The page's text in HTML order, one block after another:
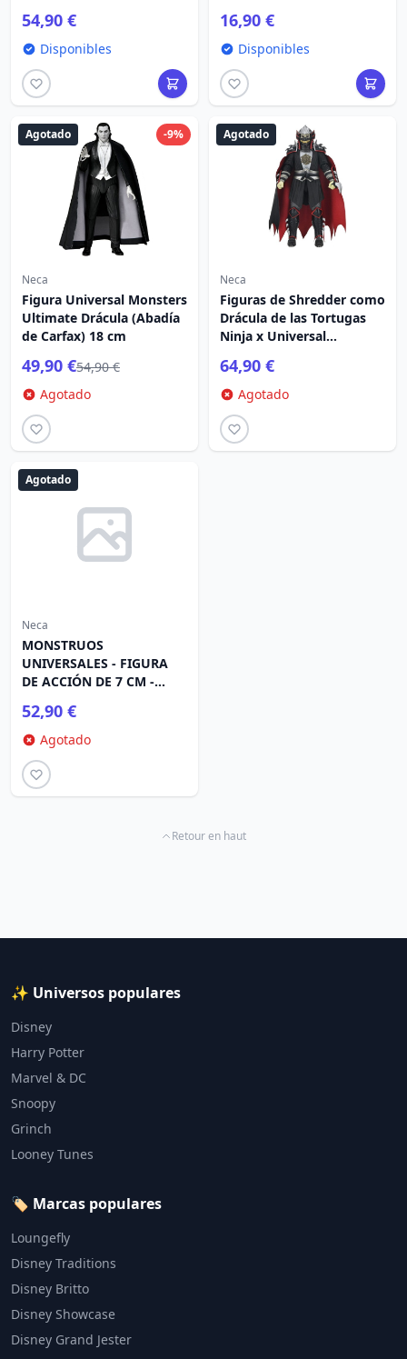
54,90 €
Disponibles
16,90 €
Disponibles
-9%
Agotado
Neca
Figura Universal Monsters
Ultimate Drácula (Abadía
de Carfax) 18 cm
49,90 €54,90 €
Agotado
Agotado
Neca
Figuras de Shredder como
Drácula de las Tortugas
Ninja x Universal
de 18 cm
64,90 €
Agotado
Agotado
Neca
MONSTRUOS
UNIVERSALES - FIGURA
DE ACCIÓN DE 7 CM -
(TRANSYLVANIA)
52,90 €
Agotado
Retour en haut
✨ Universos populares
Disney
Harry Potter
Marvel & DC
Snoopy
Grinch
Looney Tunes
🏷️ Marcas populares
Loungefly
Disney Traditions
Disney Britto
Disney Showcase
Disney Grand Jester